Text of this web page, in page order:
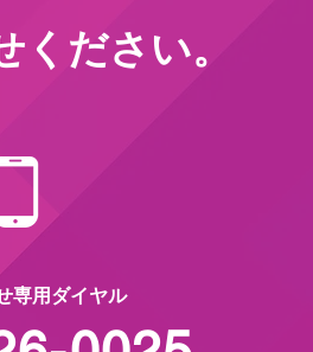
ださい。
専用ダイヤル